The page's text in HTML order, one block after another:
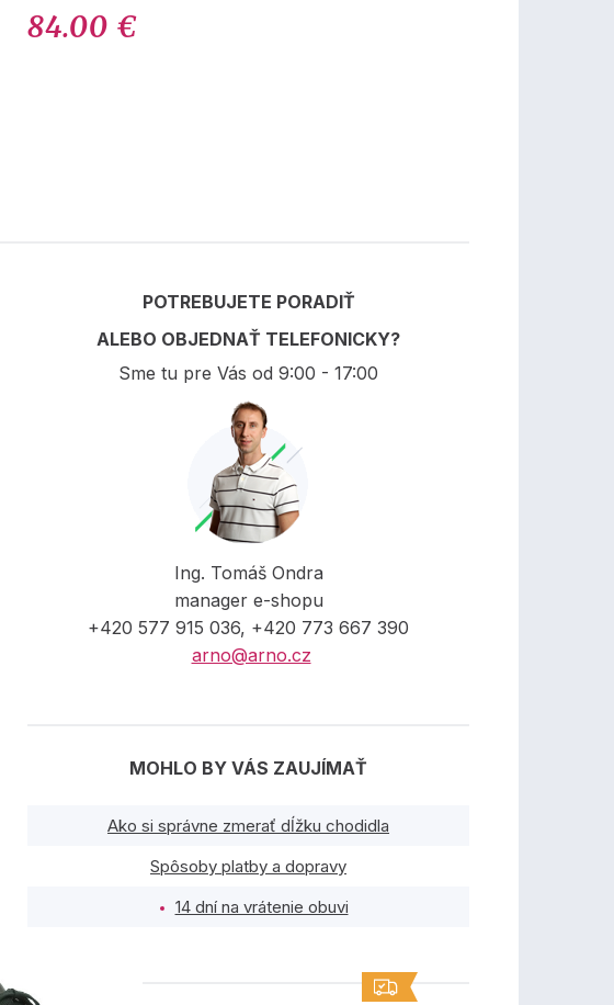
84.00 €
POTREBUJETE PORADIŤ
ALEBO OBJEDNAŤ TELEFONICKY?
Sme tu pre Vás od 9:00 - 17:00
Ing. Tomáš Ondra
manager e-shopu
+420 577 915 036, +420 773 667 390
arno@arno.cz
MOHLO BY VÁS ZAUJÍMAŤ
Ako si správne zmerať dĺžku chodidla
Spôsoby platby a dopravy
14 dní na vrátenie obuvi